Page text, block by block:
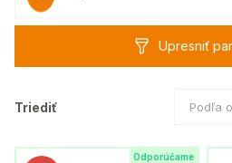
Upresniť
Triediť Podľa
Odporúčame